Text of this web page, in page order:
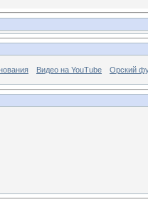
Видео на YouTube Орский